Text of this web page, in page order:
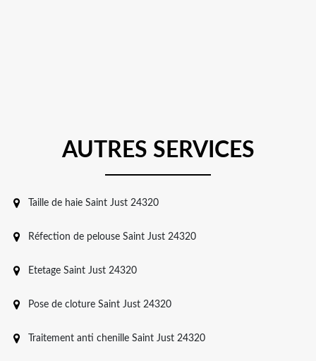
AUTRES SERVICES
Taille de haie Saint Just 24320
Réfection de pelouse Saint Just 24320
Etetage Saint Just 24320
Pose de cloture Saint Just 24320
Traitement anti chenille Saint Just 24320